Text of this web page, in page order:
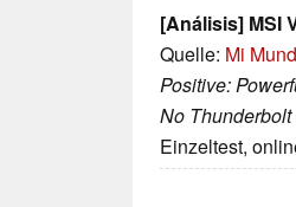
[Análisis] MSI
Quelle: Mi
Positive:
No Thunderbolt
Einzeltest,